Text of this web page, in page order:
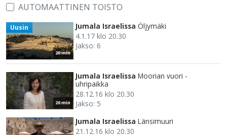
AUTOMAATTINEN TOISTO
20 min
Uusin Jumala Israelissa Öljymäki
4.1.17 klo 20.30
Jakso: 6
20 min
Jumala Israelissa Moorian vuori -
uhripaikka
28.12.16 klo 20.30
Jakso: 5
Jumala Israelissa Länsimuuri
21.12.16 klo 20.30